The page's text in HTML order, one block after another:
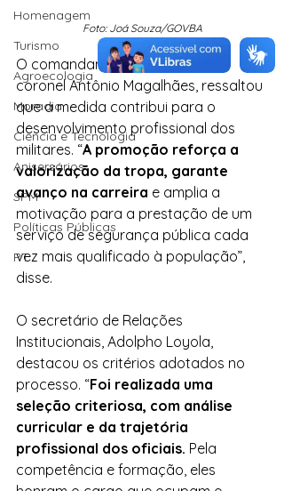
Homenagem
Turismo
Agroecologia
Moradia
Ciência e Tecnologia
Anisersários
SPM
Políticas Públicas
PT
Foto: Joá Souza/GOVBA
O comandante-geral da PMBA,
coronel Antônio Magalhães, ressaltou
que a medida contribui para o
desenvolvimento profissional dos
militares. “A promoção reforça a
valorização da tropa, garante
avanço na carreira e amplia a
motivação para a prestação de um
serviço de segurança pública cada
vez mais qualificado à população”,
disse.
O secretário de Relações
Institucionais, Adolpho Loyola,
destacou os critérios adotados no
processo. “Foi realizada uma
seleção criteriosa, com análise
curricular e da trajetória
profissional dos oficiais. Pela
competência e formação, eles